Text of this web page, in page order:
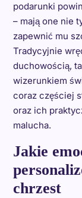
podarunki
– mają one nie
zapewnić mu
Tradycyjnie
duchowością,
wizerunkiem
coraz częściej
oraz ich
malucha.
Jakie
chrzest